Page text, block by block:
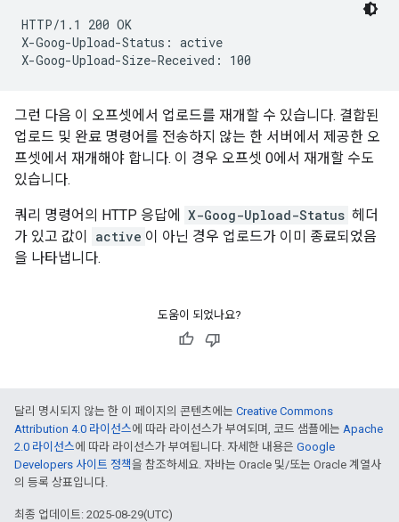
HTTP/1.1 200 OK
X-Goog-Upload-Status: active
그런 다음 이 오프셋에서 업로드를 재개할 수 있습니다. 결합된
업로드 및 완료 명령어를 전송하지 않는 한 서버에서 제공한 오
프셋에서 재개해야 합니다. 이 경우 오프셋 0에서 재개할 수도
있습니다.
쿼리 명령어의 HTTP 응답에 X-Goog-Upload-Status 헤더
가 있고 값이
active 이 아닌 경우 업로드가 이미 종료되었음
을 나타냅니다.
도움이 되었나요?
달리 명시되지 않는 한 이 페이지의 콘텐츠에는 Creative Commons
Attribution 4.0 라이선스에 따라 라이선스가 부여되며, 코드 샘플에는 Apache
2.0 라이선스에 따라 라이선스가 부여됩니다. 자세한 내용은 Google
Developers 사이트 정책을 참조하세요. 자바는 Oracle 및/또는 Oracle 계열사
의 등록 상표입니다.
최종 업데이트: 2025-08-29(UTC)